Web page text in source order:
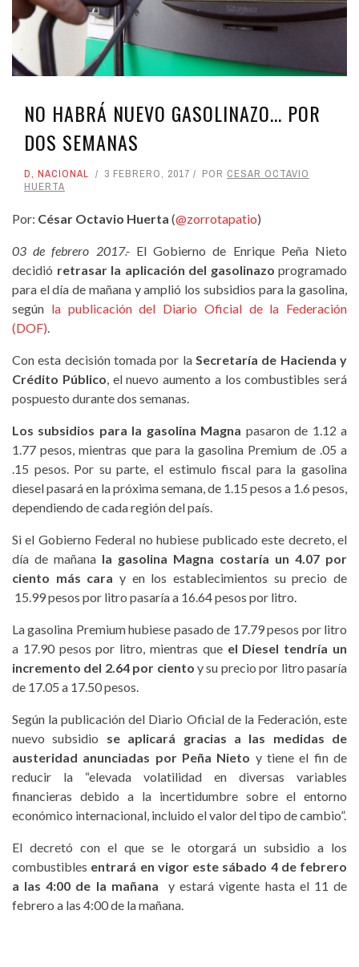
NO HABRÁ NUEVO GASOLINAZO... POR
DOS SEMANAS
D, NACIONAL 3 FEBRERO, 2017 POR CESAR OCTAVIO
HUERTA
Por: César Octavio Huerta (@zorrotapatio)
03 de febrero 2017.-El Gobierno de Enrique Peña Nieto
decidió retrasar la aplicación del gasolinazo programado
para el día de mañana y amplió los subsidios para la gasolina,
según la publicación del Diario Oficial de la Federación
(DOF).
Con esta decisión tomada por la Secretaría de Hacienda y
Crédito Público, el nuevo aumento a los combustibles será
pospuesto durante dos semanas.
Los subsidios para la gasolina Magna pasaron de 1.12 a
1.77 pesos, mientras que para la gasolina Premium de .05 a
.15 pesos. Por su parte, el estimulo fiscal para la gasolina
diesel pasará en la próxima semana, de 1.15 pesos a 1.6 pesos,
dependiendo de cada región del país.
Si el Gobierno Federal no hubiese publicado este decreto, el
día de mañana la gasolina Magna costaría un 4.07 por
ciento más cara y en los establecimientos su precio de
15.99 pesos por litro pasaría a 16.64 pesos por litro.
La gasolina Premium hubiese pasado de 17.79 pesos por litro
a 17.90 pesos por litro, mientras que el Diesel tendría un
incremento del 2.64 por ciento y su precio por litro pasaría
de 17.05 a 17.50 pesos.
Según la publicación del Diario Oficial de la Federación, este
nuevo subsidio se aplicará gracias a las medidas de
austeridad anunciadas por Peña Nieto y tiene el fin de
reducir la “elevada volatilidad en diversas variables
financieras debido a la incertidumbre sobre el entorno
económico internacional, incluido el valor del tipo de cambio”.
El decretó con el que se le otorgará un subsidio a los
combustibles entrará en vigor este sábado 4 de febrero
a las 4:00 de la mañana y estará vigente hasta el 11 de
febrero a las 4:00 de la mañana.